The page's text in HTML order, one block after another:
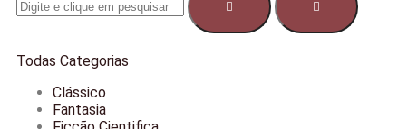
Todas Categorias
Clássico
Fantasia